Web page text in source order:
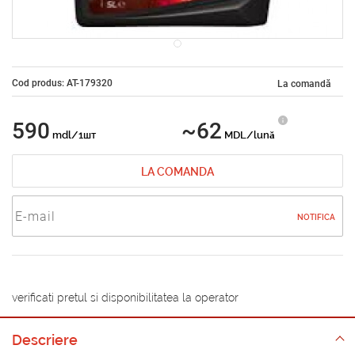
Cod produs: AT-179320 La comandă
590 mdl/1шт ~62 MDL/lună
LA COMANDA
NOTIFICA
verificati pretul si disponibilitatea la operator
Descriere